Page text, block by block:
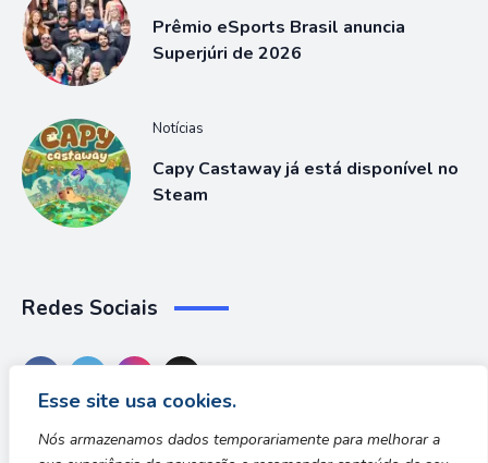
Esse site usa cookies.
Nós armazenamos dados temporariamente para melhorar a
Prêmio eSports Brasil anuncia
Superjúri de 2026
Notícias
Capy Castaway já está disponível no
Steam
Redes Sociais